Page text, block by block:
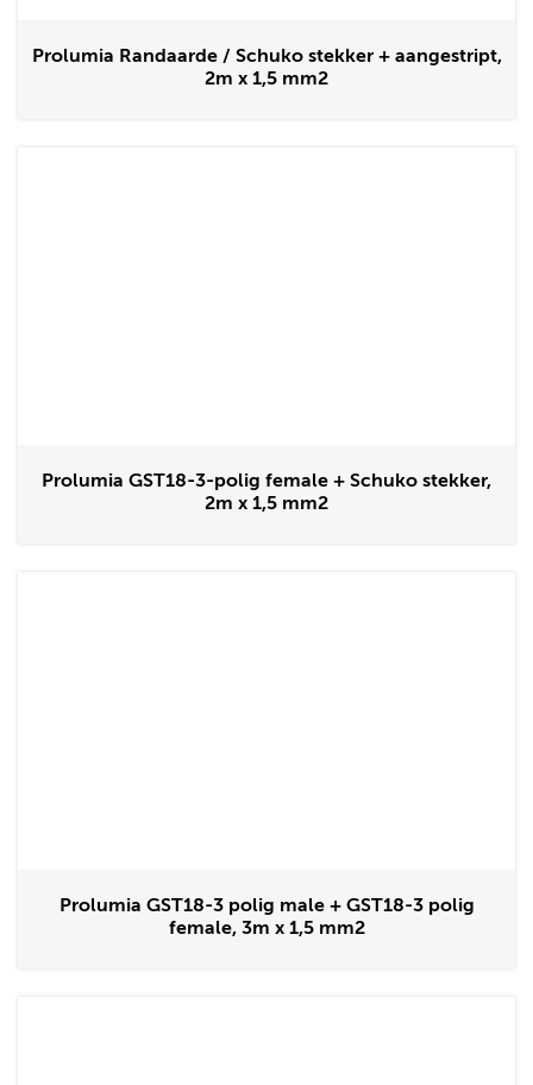
Prolumia Randaarde / Schuko stekker + aangestript,
2m x 1,5 mm2
Prolumia GST18-3-polig female + Schuko stekker,
2m x 1,5 mm2
Prolumia GST18-3 polig male + GST18-3 polig
female, 3m x 1,5 mm2